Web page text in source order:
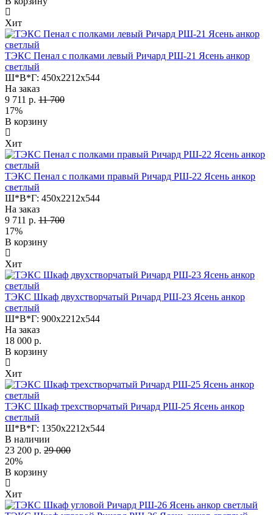
Хит
ТЭКС Пенал с полками левый Ричард РШ-21 Ясень анкор
светлый
Ш*В*Г: 450x2212x544
На заказ
9 711 р. 11 700
17%
В корзину
Хит
ТЭКС Пенал с полками правый Ричард РШ-22 Ясень анкор
светлый
Ш*В*Г: 450x2212x544
На заказ
9 711 р. 11 700
17%
В корзину
Хит
ТЭКС Шкаф двухстворчатый Ричард РШ-23 Ясень анкор
светлый
Ш*В*Г: 900x2212x544
На заказ
18 000 р.
В корзину
Хит
ТЭКС Шкаф трехстворчатый Ричард РШ-25 Ясень анкор
светлый
Ш*В*Г: 1350x2212x544
В наличии
23 200 р. 29 000
20%
В корзину
Хит